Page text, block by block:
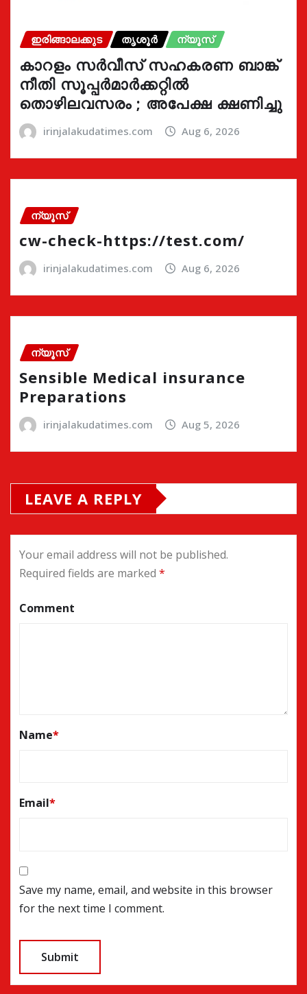
ഇരിങ്ങാലക്കുട തൃശൂർ ന്യൂസ്
കാറളം സർവീസ് സഹകരണ ബാങ്ക്
നീതി സൂപ്പർമാർക്കറ്റിൽ
തൊഴിലവസരം ; അപേക്ഷ ക്ഷണിച്ചു
irinjalakudatimes.com Aug 6, 2026
ന്യൂസ്
cw-check-https://test.com/
irinjalakudatimes.com Aug 6, 2026
ന്യൂസ്
Sensible Medical insurance
Preparations
irinjalakudatimes.com Aug 5, 2026
LEAVE A REPLY
Your email address will not be published.
Required fields are marked *
Comment
Name*
Email*
Save my name, email, and website in this browser
for the next time I comment.